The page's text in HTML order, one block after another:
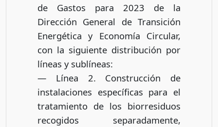
de Gastos para 2023 de la
Dirección General de Transición
Energética y Economía Circular,
con la siguiente distribución por
líneas y sublíneas:
— Línea 2. Construcción de
instalaciones específicas para el
tratamiento de los biorresiduos
recogidos separadamente,